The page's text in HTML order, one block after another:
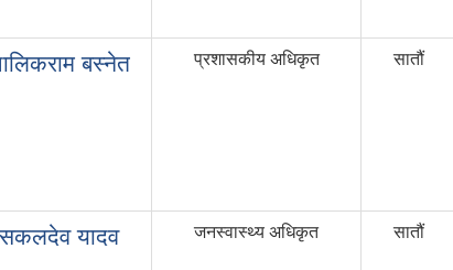
बस्नेत प्रशासकीय अधिकृत सातौं
यादव जनस्वास्थ्य अधिकृत सातौं